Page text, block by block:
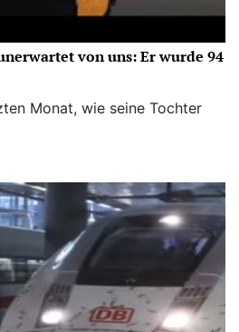
von uns: Er wurde 94
Monat, wie seine Tochter